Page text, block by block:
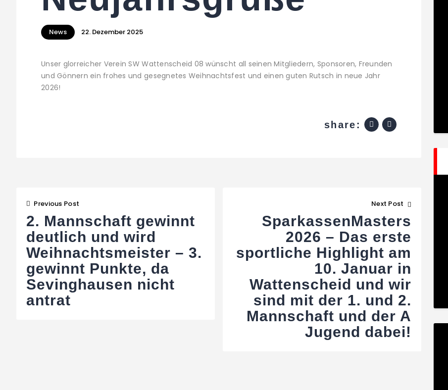
News 22. Dezember 2025
Unser glorreicher Verein SW Wattenscheid 08 wünscht all seinen Mitgliedern, Sponsoren, Freunden
und Gönnern ein frohes und gesegnetes Weihnachtsfest und einen guten Rutsch in neue Jahr
2026!
share:
Beitragsnavigation
Previous Post
2. Mannschaft gewinnt
deutlich und wird
Weihnachtsmeister – 3.
gewinnt Punkte, da
Sevinghausen nicht
antrat
Next Post
SparkassenMasters
2026 – Das erste
sportliche Highlight am
10. Januar in
Wattenscheid und wir
sind mit der 1. und 2.
Mannschaft und der A
Jugend dabei!